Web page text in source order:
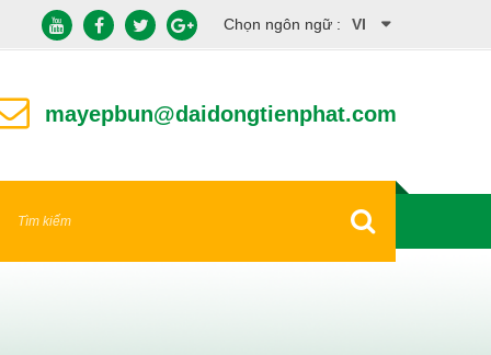
Chọn ngôn ngữ : VI
mayepbun@daidongtienphat.com